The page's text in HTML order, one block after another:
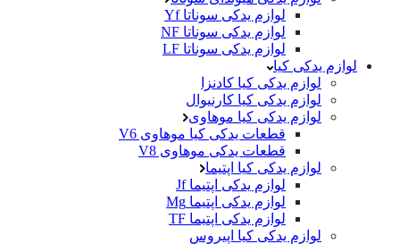
لوازم یدکی سوناتا Yf
لوازم یدکی سوناتا NF
لوازم یدکی سوناتا LF
لوازم یدکی کیا
لوازم یدکی کیا کادنزا
لوازم یدکی کیا کارنیوال
لوازم یدکی کیا موهاوی
قطعات یدکی کیا موهاوی V6
قطعات یدکی موهاوی V8
لوازم یدکی کیا اپتیما
لوازم یدکی اپتیما Jf
لوازم یدکی اپتیما Mg
لوازم یدکی اپتیما TF
لوازم یدکی کیا اپیروس